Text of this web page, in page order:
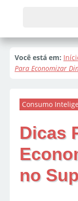
Você está em:
Para Economizar
Consumo
Dicas
no